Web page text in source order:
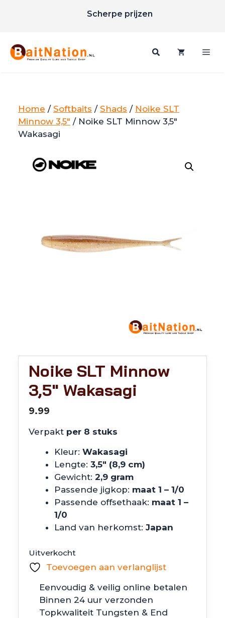
inhoud
Scherpe prijzen
Gratis verzending vanaf €85
Home / Softbaits / Shads / Noike SLT
Minnow 3,5" / Noike SLT Minnow 3,5″
Wakasagi
Noike SLT Minnow
3,5″ Wakasagi
9.99
Verpakt per 8 stuks
Kleur: Wakasagi
Lengte: 3,5″ (8,9 cm)
Gewicht: 2,9 gram
Passende jigkop: maat 1 – 1/0
Passende offsethaak: maat 1 –
1/0
Land van herkomst: Japan
Uitverkocht
Toevoegen aan verlanglijst
Eenvoudig & veilig online betalen
Binnen 24 uur verzonden
Topkwaliteit Tungsten & End